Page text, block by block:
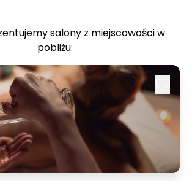
salony z miejscowości w
pobliżu: